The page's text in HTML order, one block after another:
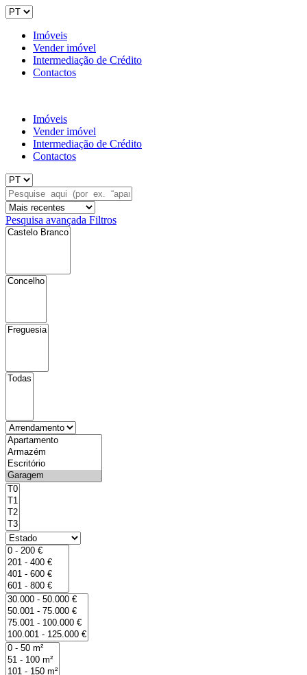
Imóveis
Vender imóvel
Intermediação de Crédito
Contactos
Imóveis
Vender imóvel
Intermediação de Crédito
Contactos
Pesquisa avançada Filtros